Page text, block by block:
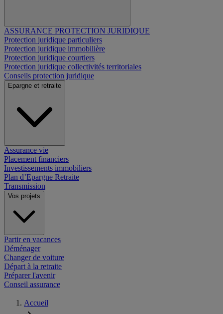
ASSURANCE PROTECTION JURIDIQUE
Protection juridique particuliers
Protection juridique immobilière
Protection juridique courtiers
Protection juridique collectivités territoriales
Conseils protection juridique
Epargne et retraite
Assurance vie
Placement financiers
Investissements immobiliers
Plan d’Epargne Retraite
Transmission
Vos projets
Partir en vacances
Déménager
Changer de voiture
Départ à la retraite
Préparer l'avenir
Conseil assurance
Accueil